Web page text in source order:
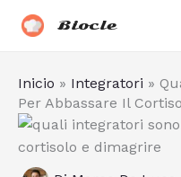
Biocle
Inicio » Integratori »
Per Abbassare Il